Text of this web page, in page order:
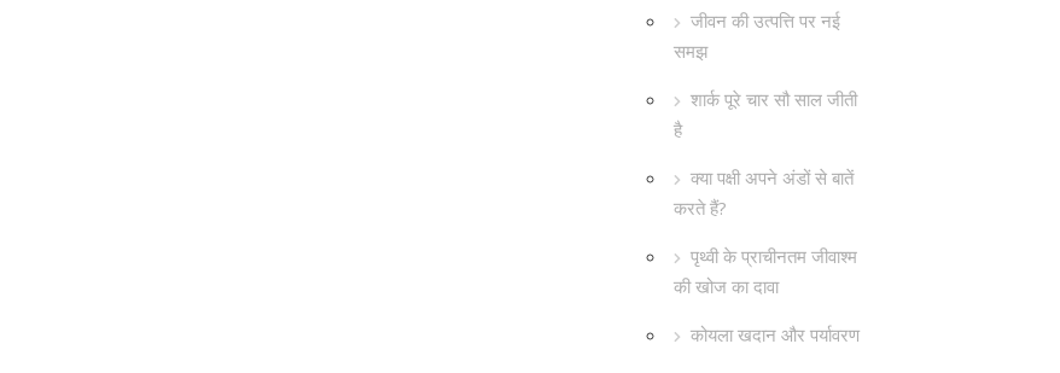
जीवन की उत्पत्ति पर नई
समझ
शार्क पूरे चार सौ साल जीती
है
क्या पक्षी अपने अंडों से बातें
करते हैं?
पृथ्वी के प्राचीनतम जीवाश्म
की खोज का दावा
कोयला खदान और पर्यावरण